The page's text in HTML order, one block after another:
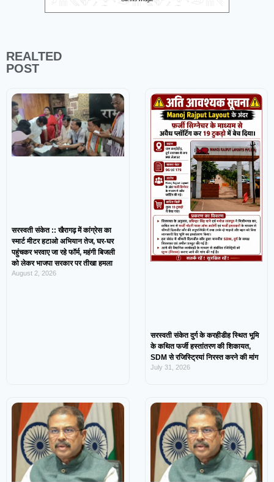
REALTED
POST
सरस्वती संकेत :: खैरागढ़ में कांग्रेस का
स्मार्ट मीटर हटाओ अभियान तेज, घर-घर
पहुंचकर भरवाए जा रहे फॉर्म, महंगी बिजली
को लेकर भाजपा सरकार पर तीखा हमला
August 2, 2026
सरस्वती संकेत दुर्ग के करहीडीह स्थित भूमि
के कथित फर्जी हस्तांतरण की शिकायत,
SDM से रजिस्ट्रियां निरस्त करने की मांग
July 31, 2026